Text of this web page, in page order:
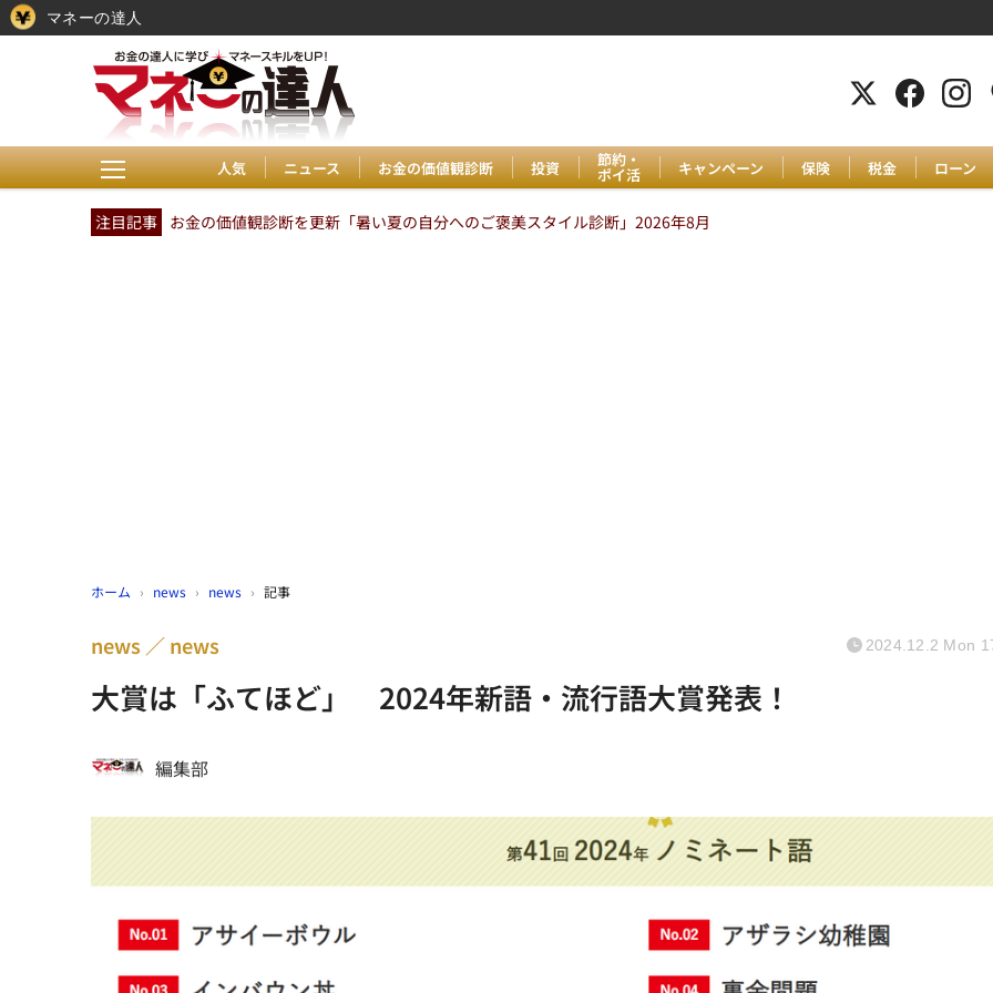
人気 ニュース お金の価値観診断 投資 節約・
ポイ活 キャンペーン 保険 税金 ローン
注目記事 お金の価値観診断を更新「暑い夏の自分へのご褒美スタイル診断」2026年8月
ホーム › news › news › 記事
大賞は「ふてほど」 2024年新語・流行語大賞発表！
news news 2024.12.2 Mon
編集部
マネーの達人